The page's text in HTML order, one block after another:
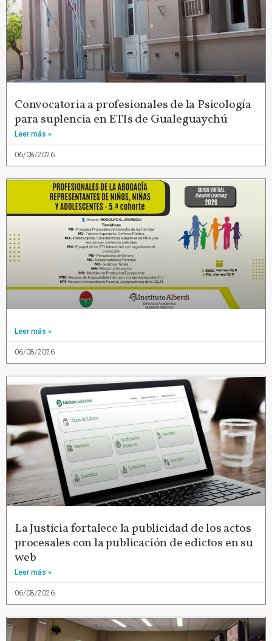
Convocatoria a profesionales de la Psicología
para suplencia en ETIs de Gualeguaychú
Leer más »
06/08/2026
Leer más »
06/08/2026
La Justicia fortalece la publicidad de los actos
procesales con la publicación de edictos en su
web
Leer más »
06/08/2026